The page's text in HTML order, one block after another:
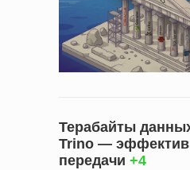
Терабайты
Trino —
передачи +4